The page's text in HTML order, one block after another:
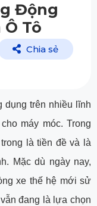
Động
Tô
Chia sẻ
dụng trên nhiều lĩnh
máy móc. Trong
là tiền đề và là
Mặc dù ngày nay,
xe thế hệ mới sử
đang là lựa chọn